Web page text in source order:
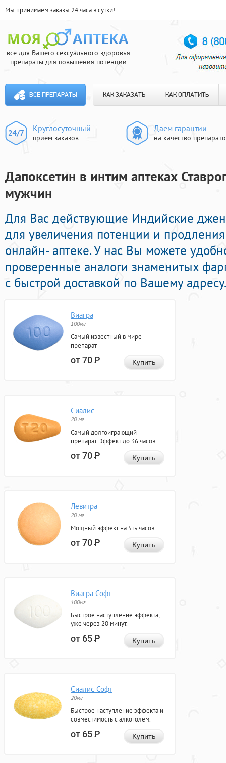
Мы принимаем заказы 24 часа в сутки!
все для Вашего сексуального здоровья
препараты для повышения потенции
ВСЕ ПРЕПАРАТЫ КАК ЗАКАЗАТЬ КАК ОПЛАТИТЬ
Круглосуточный
прием заказов
Даем гарантии
на качество
Дапоксетин в интим аптеках
мужчин
Для Вас действующие Индийские
для увеличения потенции и продления
онлайн- аптеке. У нас Вы можете
проверенные аналоги знаменитых
с быстрой доставкой по Вашему адресу.
Виагра
100мг
Самый известный в мире
препарат
от 70Р Купить
Сиалис
20 мг
Самый долгоиграющий
препарат. Эффект до 36 часов.
от 70Р Купить
Левитра
20 мг
Мощный эффект на 5ть часов.
от 70Р Купить
Виагра Софт
100мг
Быстрое наступление эффекта,
уже через 20 минут.
от 65Р Купить
Сиалис Софт
20мг
Быстрое наступление эффекта и
совместимость с алкоголем.
от 65Р Купить